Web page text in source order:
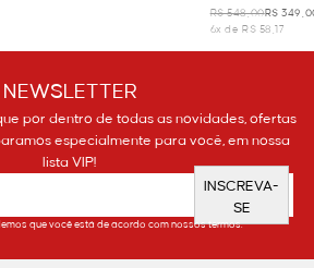
R$ 548,00R$
6x de R$ 58,17
NEWSLETTER
por dentro de todas as novidades, ofertas
especialmente para você, em nossa
lista VIP!
INSCREVA-
SE
que você está de acordo com nossos termos.